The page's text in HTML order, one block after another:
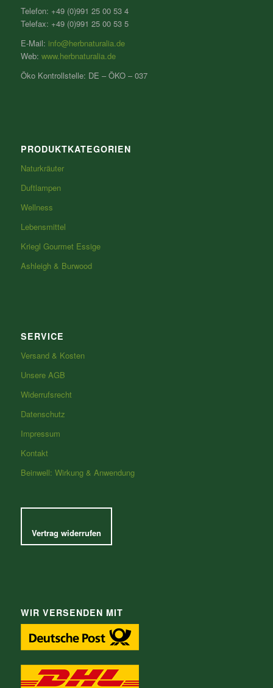
Telefon: +49 (0)991 25 00 53 4
Telefax: +49 (0)991 25 00 53 5
E-Mail: info@herbnaturalia.de
Web: www.herbnaturalia.de
Öko Kontrollstelle: DE – ÖKO – 037
PRODUKTKATEGORIEN
Naturkräuter
Duftlampen
Wellness
Lebensmittel
Kriegl Gourmet Essige
Ashleigh & Burwood
SERVICE
Versand & Kosten
Unsere AGB
Widerrufsrecht
Datenschutz
Impressum
Kontakt
Beinwell: Wirkung & Anwendung
Vertrag widerrufen
WIR VERSENDEN MIT